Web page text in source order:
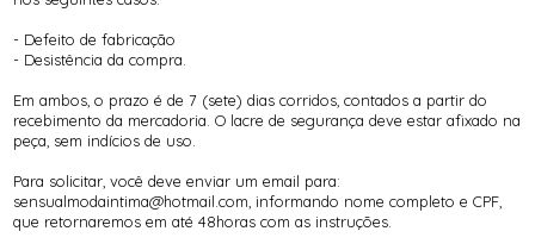
- Defeito de fabricação
- Desistência da compra.
Em ambos, o prazo é de 7 (sete) dias corridos, contados a partir do
recebimento da mercadoria. O lacre de segurança deve estar afixado na
peça, sem indícios de uso.
Para solicitar, você deve enviar um email para:
sensualmodaintima@hotmail.com, informando nome completo e CPF,
que retornaremos em até 48horas com as instruções.